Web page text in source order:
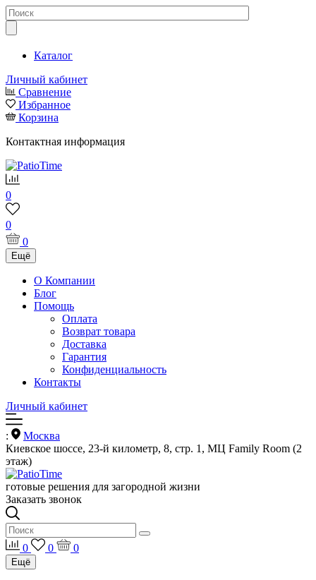
Каталог
Личный кабинет
Сравнение
Избранное
Корзина
Контактная информация
0
0
0
Ещё
О Компании
Блог
Помощь
Оплата
Возврат товара
Доставка
Гарантия
Конфиденциальность
Контакты
Личный кабинет
:
Москва
Киевское шоссе, 23-й километр, 8, стр. 1, МЦ Family Room (2
этаж)
готовые решения для загородной жизни
Заказать звонок
0 0 0
Ещё